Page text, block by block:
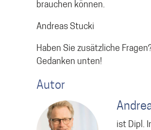
brauchen können.
Andreas Stucki
Haben Sie zusätzliche
Gedanken unten!
Autor
ist Dipl.